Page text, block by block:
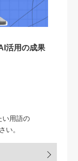
活用の成果
い用語の
い。